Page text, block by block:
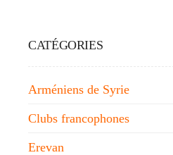
CATÉGORIES
Arméniens de Syrie
Clubs francophones
Erevan